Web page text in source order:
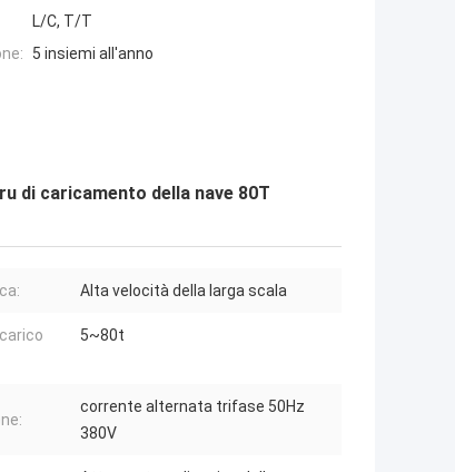
L/C, T/T
5 insiemi all'anno
di caricamento della nave 80T
Alta velocità della larga scala
5~80t
corrente alternata trifase 50Hz
380V